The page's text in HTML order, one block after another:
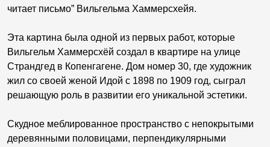
читает письмо” Вильгельма Хаммерсхейя.
Эта картина была одной из первых работ, которые
Вильгельм Хаммерсхёй создал в квартире на улице
Страндгед в Копенгагене. Дом номер 30, где художник
жил со своей женой Идой с 1898 по 1909 год, сыграл
решающую роль в развитии его уникальной эстетики.
Скудное меблированное пространство с непокрытыми
деревянными половицами, перпендикулярными